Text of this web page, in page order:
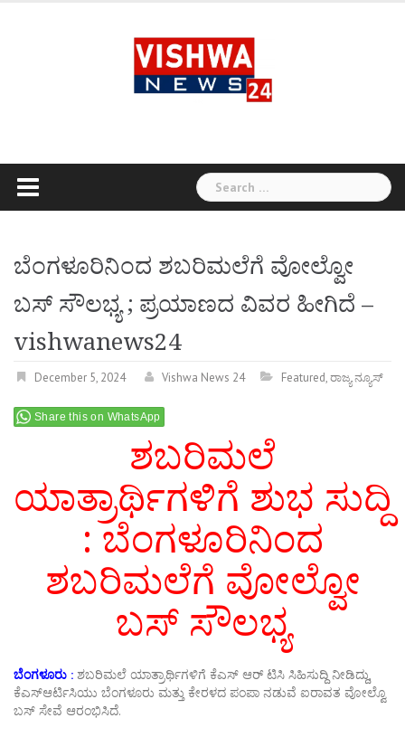
Search
for:
ಬೆಂಗಳೂರಿನಿಂದ ಶಬರಿಮಲೆಗೆ ವೋಲ್ವೋ
ಬಸ್ ಸೌಲಭ್ಯ ; ಪ್ರಯಾಣದ ವಿವರ ಹೀಗಿದೆ –
vishwanews24
December 5, 2024 Vishwa News 24 Featured,ರಾಜ್ಯ ನ್ಯೂಸ್
Share this on WhatsApp
ಶಬರಿಮಲೆ
ಯಾತ್ರಾರ್ಥಿಗಳಿಗೆ ಶುಭ ಸುದ್ದಿ
: ಬೆಂಗಳೂರಿನಿಂದ
ಶಬರಿಮಲೆಗೆ ವೋಲ್ವೋ
ಬಸ್ ಸೌಲಭ್ಯ
ಬೆಂಗಳೂರು : ಶಬರಿಮಲೆ ಯಾತ್ರಾರ್ಥಿಗಳಿಗೆ ಕೆಎಸ್ ಆರ್ ಟಿಸಿ ಸಿಹಿಸುದ್ದಿ ನೀಡಿದ್ದು,
ಕೆಎಸ್ಆರ್ಟಿಸಿಯು ಬೆಂಗಳೂರು ಮತ್ತು ಕೇರಳದ ಪಂಪಾ ನಡುವೆ ಐರಾವತ ವೋಲ್ವೊ
ಬಸ್ ಸೇವೆ ಆರಂಭಿಸಿದೆ.